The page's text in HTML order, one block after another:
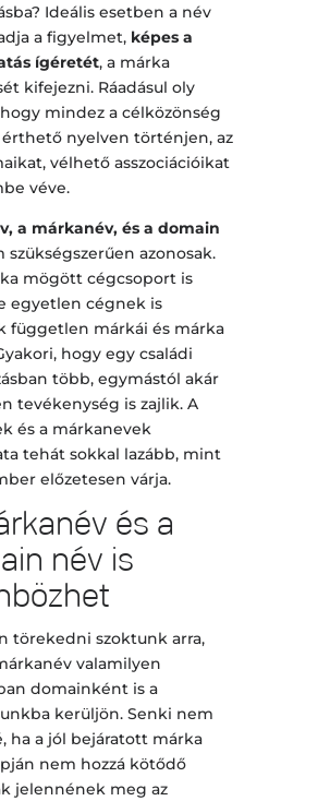
Ideális esetben a név
a figyelmet, képes a
ígéretét, a márka
kifejezni. Ráadásul oly
mindez a célközönség
érthető nyelven történjen, az
vélhető asszociációikat
véve.
a márkanév, és a domain
azonosak.
mögött cégcsoport is
egyetlen cégnek is
független márkái és márka
hogy egy családi
több, egymástól akár
tevékenység is zajlik. A
és a márkanevek
tehát sokkal lazább, mint
előzetesen várja.
és a
név is
törekedni szoktunk arra,
valamilyen
domainként is a
kerüljön. Senki nem
ha a jól bejáratott márka
nem hozzá kötődő
jelennének meg az